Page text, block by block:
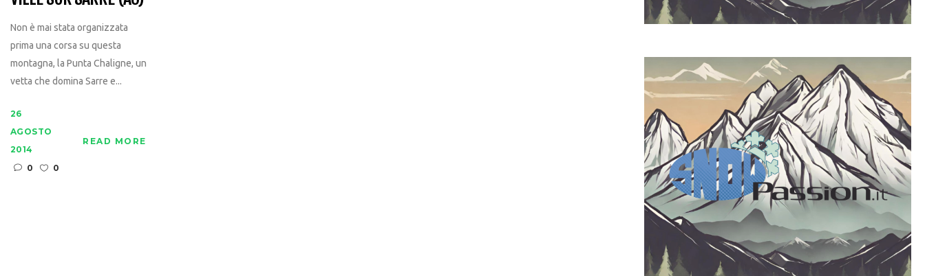
Non è mai stata organizzata
prima una corsa su questa
montagna, la Punta Chaligne, un
vetta che domina Sarre e...
26
AGOSTO
2014
0
0
READ MORE